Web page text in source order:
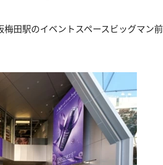
田駅のイベントスペースビッグマン前